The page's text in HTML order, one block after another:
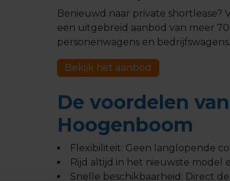
Benieuwd naar private shortlease?
een uitgebreid aanbod van meer
personenwagens en
Bekijk het aanbod
De voordelen
Hoogenboom
Flexibiliteit: Geen langlopende
Rijd altijd in het nieuwste model
Snelle beschikbaarheid: Direct